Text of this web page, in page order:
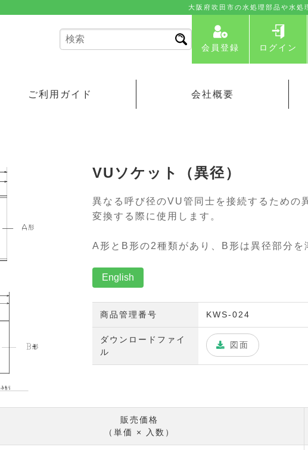
⼤阪府吹⽥市の⽔処理部品や⽔
会員登録 ログイン
ご利用ガイド 会社概要
VUソケット（異径）
異なる呼び径のVU管同士を接続するための
変換する際に使用します。
A形とB形の2種類があり、B形は異径部分を
English
商品管理番号 KWS-024
ダウンロードファイ
ル
図面
販売価格
（単価 × 入数）